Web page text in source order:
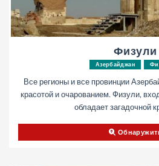
Физули
Азербайджан
Все регионы и все провинции
красотой и очарованием. Физули,
обладает загадочной